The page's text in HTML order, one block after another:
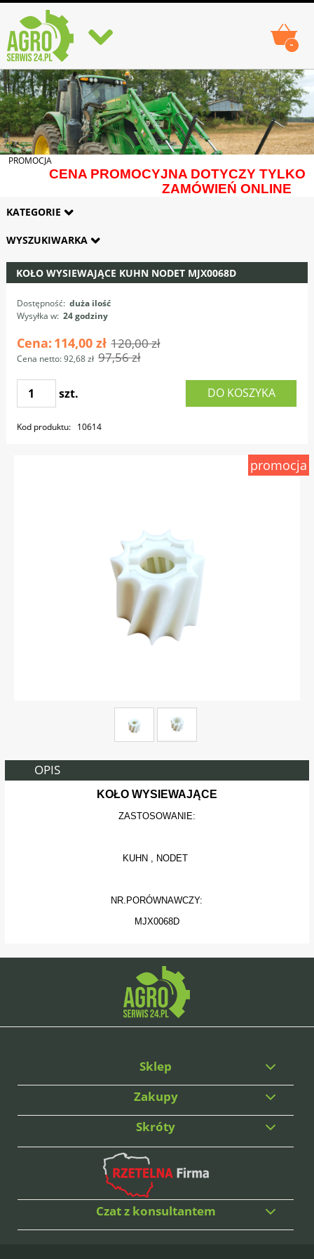
-
PROMOCJA
CENA PROMOCYJNA DOTYCZY TYLKO
ZAMÓWIEŃ ONLINE
KATEGORIE
WYSZUKIWARKA
promocja
KOŁO WYSIEWAJĄCE KUHN NODET MJX0068D
Dostępność: duża ilość
Wysyłka w: 24 godziny
Cena: 114,00 zł 120,00 zł
Cena netto:92,68 zł 97,56 zł
szt. DO KOSZYKA
Kod produktu: 10614
OPIS
KOŁO WYSIEWAJĄCE
ZASTOSOWANIE:
KUHN , NODET
NR.PORÓWNAWCZY:
MJX0068D
Sklep
Zakupy
Skróty
Czat z konsultantem